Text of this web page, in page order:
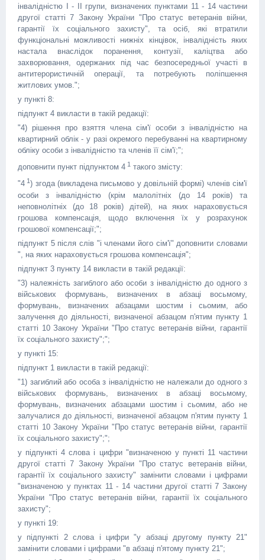
інвалідністю I - II групи, визначених пунктами 11 - 14 частини
другої статті 7 Закону України "Про статус ветеранів війни,
гарантії їх соціального захисту", та осіб, які втратили
функціональні можливості нижніх кінцівок, інвалідність яких
настала внаслідок поранення, контузії, каліцтва або
захворювання, одержаних під час безпосередньої участі в
антитерористичній операції, та потребують поліпшення
житлових умов.";
у пункті 8:
підпункт 4 викласти в такій редакції:
"4) рішення про взяття члена сім'ї особи з інвалідністю на
квартирний облік - у разі окремого перебуванні на квартирному
обліку особи з інвалідністю та членів її сім'ї;";
доповнити пункт підпунктом 4 1 такого змісту:
"4 1) згода (викладена письмово у довільній формі) членів сім'ї
особи з інвалідністю (крім малолітніх (до 14 років) та
неповнолітніх (до 18 років) дітей), на яких нараховується
грошова компенсація, щодо включення їх у розрахунок
грошової компенсації;";
підпункт 5 після слів "і членами його сім'ї" доповнити словами
", на яких нараховується грошова компенсація";
підпункт 3 пункту 14 викласти в такій редакції:
"3) належність загиблого або особи з інвалідністю до одного з
військових формувань, визначених в абзаці восьмому,
формувань, визначених абзацами шостим і сьомим, або
залучення до діяльності, визначеної абзацом п'ятим пункту 1
статті 10 Закону України "Про статус ветеранів війни, гарантії
їх соціального захисту";";
у пункті 15:
підпункт 1 викласти в такій редакції:
"1) загиблий або особа з інвалідністю не належали до одного з
військових формувань, визначених в абзаці восьмому,
формувань, визначених абзацами шостим і сьомим, або не
залучалися до діяльності, визначеної абзацом п'ятим пункту 1
статті 10 Закону України "Про статус ветеранів війни, гарантії
їх соціального захисту";";
у підпункті 4 слова і цифри "визначеною у пункті 11 частини
другої статті 7 Закону України "Про статус ветеранів війни,
гарантії їх соціального захисту" замінити словами і цифрами
"визначеною у пунктах 11 - 14 частини другої статті 7 Закону
України "Про статус ветеранів війни, гарантії їх соціального
захисту";
у пункті 19:
у підпункті 2 слова і цифри "у абзаці другому пункту 21"
замінити словами і цифрами "в абзаці п'ятому пункту 21";